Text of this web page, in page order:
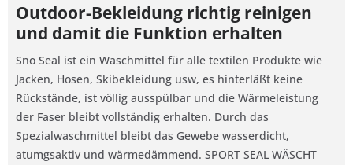
Outdoor-Bekleidung richtig reinigen
und damit die Funktion erhalten
Sno Seal ist ein Waschmittel für alle textilen Produkte wie
Jacken, Hosen, Skibekleidung usw, es hinterläßt keine
Rückstände, ist völlig ausspülbar und die Wärmeleistung
der Faser bleibt vollständig erhalten. Durch das
Spezialwaschmittel bleibt das Gewebe wasserdicht,
atumgsaktiv und wärmedämmend. SPORT SEAL WÄSCHT